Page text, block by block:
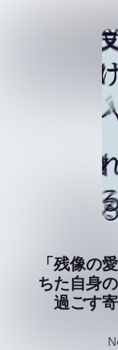
「残像の
ちた自身
過ごす